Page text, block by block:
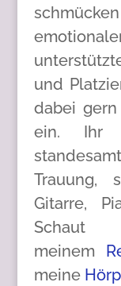
und
dabei
ein. Ihr
Trauung,
Gitarre,
meinem
meine